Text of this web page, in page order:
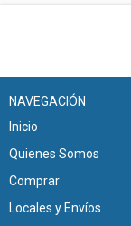
NAVEGACIÓN
Inicio
Quienes Somos
Comprar
Locales y Envíos